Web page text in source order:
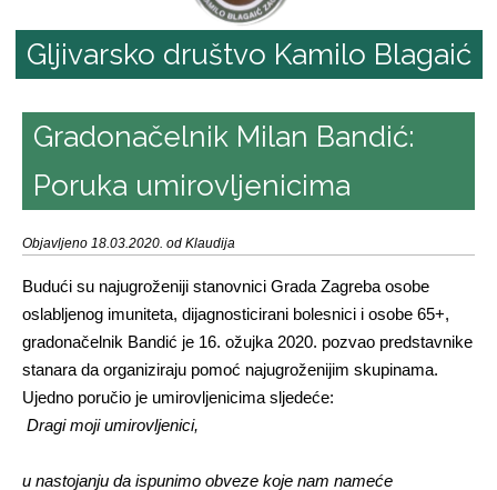
Gljivarsko društvo Kamilo Blagaić
Gradonačelnik Milan Bandić:
Poruka umirovljenicima
Objavljeno 18.03.2020. od Klaudija
Budući su najugroženiji stanovnici Grada Zagreba osobe
oslabljenog imuniteta, dijagnosticirani bolesnici i osobe 65+,
gradonačelnik Bandić je 16. ožujka 2020. pozvao predstavnike
stanara da organiziraju pomoć najugroženijim skupinama.
Ujedno poručio je umirovljenicima sljedeće:
Dragi moji umirovljenici,
u nastojanju da ispunimo obveze koje nam nameće